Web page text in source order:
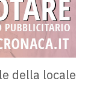
della locale